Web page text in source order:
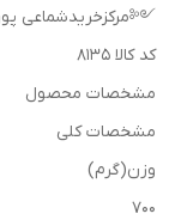
༺مرکزخریدشماعی
کد کالا ۸۱۳۵
مشخصات محصول
مشخصات کلی
وزن(گرم)
700